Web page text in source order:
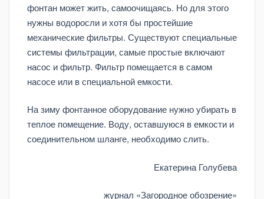
фонтан может жить, самоочищаясь. Но для этого
нужны водоросли и хотя бы простейшие
механические фильтры. Существуют специальные
системы фильтрации, самые простые включают
насос и фильтр. Фильтр помещается в самом
насосе или в специальной емкости.
На зиму фонтанное оборудование нужно убирать в
теплое помещение. Воду, оставшуюся в емкости и
соединительном шланге, необходимо слить.
Екатерина Голубева
журнал «Загородное обозрение»